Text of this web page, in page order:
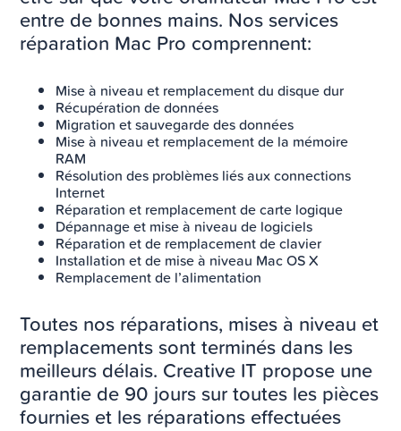
entre de bonnes mains. Nos services
réparation Mac Pro comprennent:
Mise à niveau et remplacement du disque dur
Récupération de données
Migration et sauvegarde des données
Mise à niveau et remplacement de la mémoire
RAM
Résolution des problèmes liés aux connections
Internet
Réparation et remplacement de carte logique
Dépannage et mise à niveau de logiciels
Réparation et de remplacement de clavier
Installation et de mise à niveau Mac OS X
Remplacement de l’alimentation
Toutes nos réparations, mises à niveau et
remplacements sont terminés dans les
meilleurs délais. Creative IT propose une
garantie de 90 jours sur toutes les pièces
fournies et les réparations effectuées